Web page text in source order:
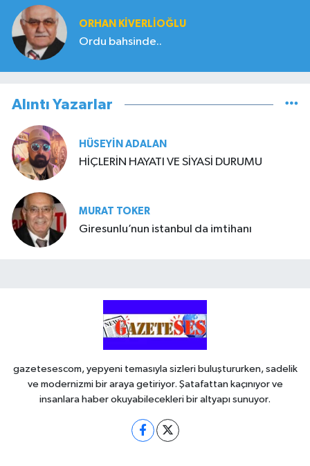
ORHAN KIVERLIOĞLU
Ordu bahsinde..
Alıntı Yazarlar
HÜSEYIN ADALAN
HİÇLERİN HAYATI VE SİYASİ DURUMU
MURAT TOKER
Giresunlu’nun istanbul da imtihanı
gazetesescom, yepyeni temasıyla sizleri buluştururken, sadelik
ve modernizmi bir araya getiriyor. Şatafattan kaçınıyor ve
insanlara haber okuyabilecekleri bir altyapı sunuyor.